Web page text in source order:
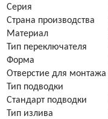
Серия
Страна производства
Материал
Тип переключателя
Форма
Отверстие для монтажа
Тип подводки
Стандарт подводки
Тип излива